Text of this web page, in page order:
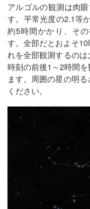
アルゴルの観測は肉
す。平常光度の2.1等
約5時間かかり、そ
す。全部だとおよそ
れを全部観測するの
時刻の前後1～2時間
ます。周囲の星の明
ください。